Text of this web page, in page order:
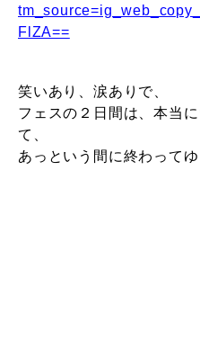
FlZA==
笑いあり、涙ありで、
フェスの２日間は、本当
て、
あっという間に終わってゆ